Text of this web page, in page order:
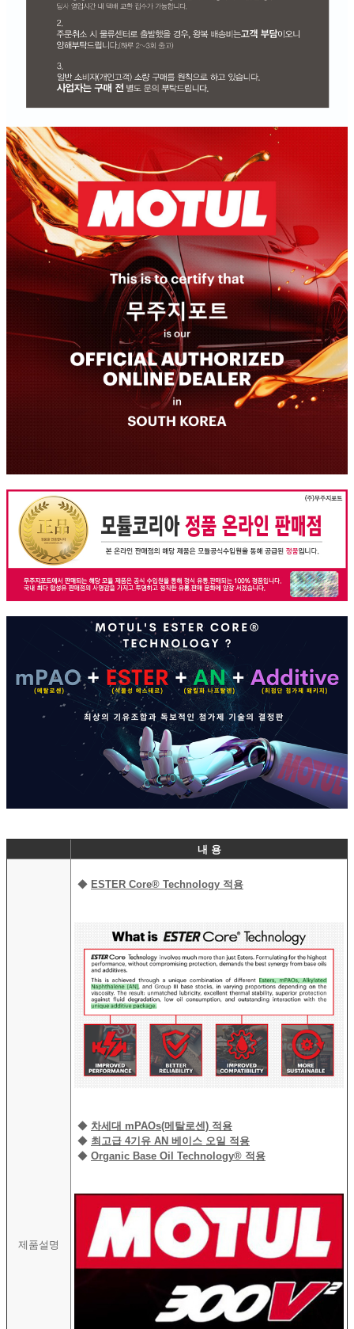
내 용
제품설명
◆ ESTER Core® Technology 적용
◆ 차세대 mPAOs(메탈로센) 적용
◆ 최고급 4기유 AN 베이스 오일 적용
◆ Organic Base Oil Technology® 적용